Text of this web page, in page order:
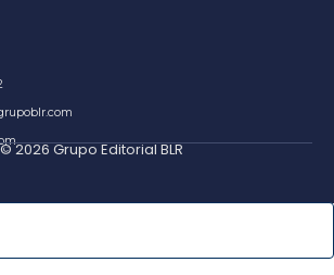
© 2026 Grupo Editorial BLR